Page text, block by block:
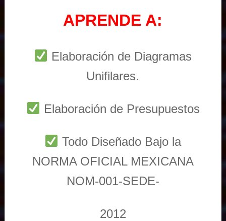
APRENDE A:
Elaboración de Diagramas
Unifilares.
Elaboración de Presupuestos
Todo Diseñado Bajo la
NORMA OFICIAL MEXICANA
NOM-001-SEDE-
2012